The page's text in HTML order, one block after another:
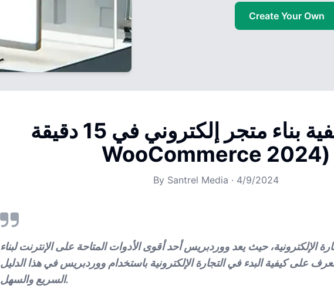
Create Your Own
كيفية بناء متجر إلكتروني في 15 دقيقة (دليل
WooCommerce 2024)
By Santrel Media · 4/9/2024
الإلكترونية، حيث يعد ووردبريس أحد أقوى الأدوات المتاحة على الإنترنت لبناء
على كيفية البدء في التجارة الإلكترونية باستخدام ووردبريس في هذا الدليل
السريع والسهل.